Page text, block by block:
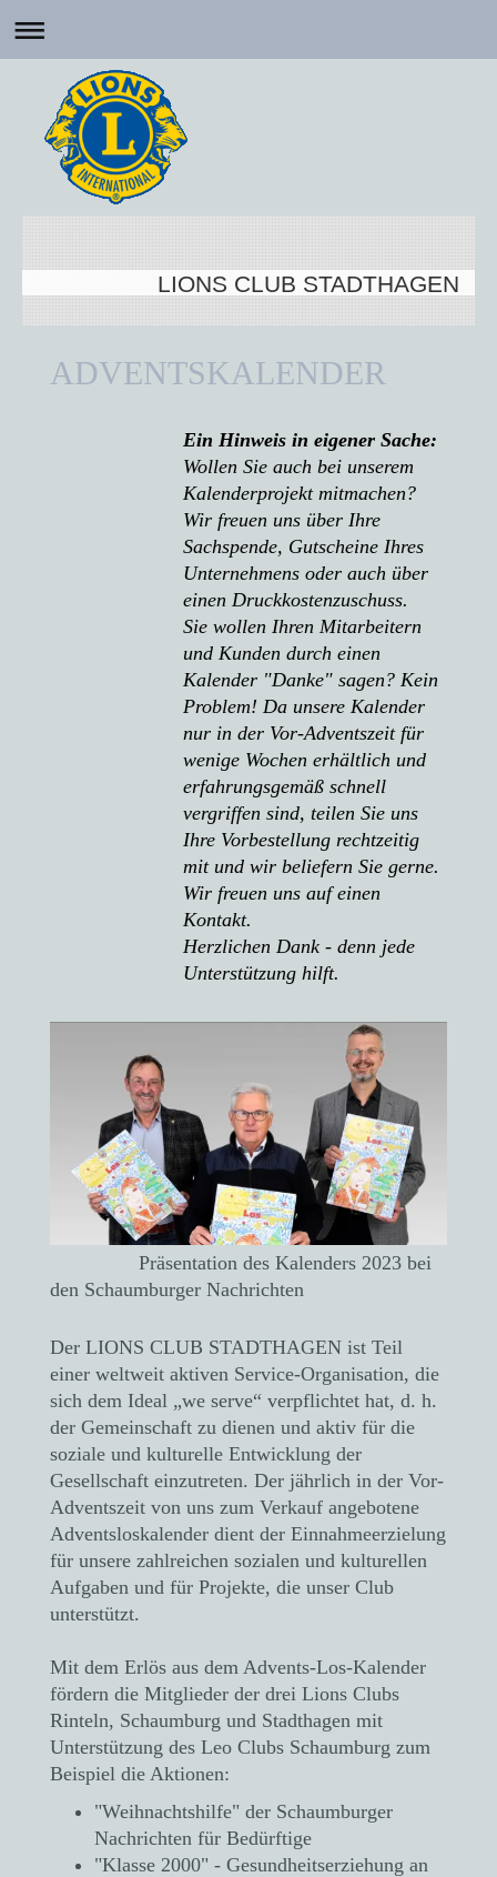
LIONS CLUB STADTHAGEN
ADVENTSKALENDER
Ein Hinweis in eigener Sache:
Wollen Sie auch bei unserem
Kalenderprojekt mitmachen?
Wir freuen uns über Ihre
Sachspende, Gutscheine Ihres
Unternehmens oder auch über
einen Druckkostenzuschuss.
Sie wollen Ihren Mitarbeitern
und Kunden durch einen
Kalender "Danke" sagen? Kein
Problem! Da unsere Kalender
nur in der Vor-Adventszeit für
wenige Wochen erhältlich und
erfahrungsgemäß schnell
vergriffen sind, teilen Sie uns
Ihre Vorbestellung rechtzeitig
mit und wir beliefern Sie gerne.
Wir freuen uns auf einen
Kontakt.
Herzlichen Dank - denn jede
Unterstützung hilft.
Präsentation des Kalenders 2023 bei
den Schaumburger Nachrichten
Der LIONS CLUB STADTHAGEN ist Teil
einer weltweit aktiven Service-Organisation, die
sich dem Ideal „we serve“ verpflichtet hat, d. h.
der Gemeinschaft zu dienen und aktiv für die
soziale und kulturelle Entwicklung der
Gesellschaft einzutreten. Der jährlich in der Vor-
Adventszeit von uns zum Verkauf angebotene
Adventsloskalender dient der Einnahmeerzielung
für unsere zahlreichen sozialen und kulturellen
Aufgaben und für Projekte, die unser Club
unterstützt.
Mit dem Erlös aus dem Advents-Los-Kalender
fördern die Mitglieder der drei Lions Clubs
Rinteln, Schaumburg und Stadthagen mit
Unterstützung des Leo Clubs Schaumburg zum
Beispiel die Aktionen:
"Weihnachtshilfe" der Schaumburger
Nachrichten für Bedürftige
"Klasse 2000" - Gesundheitserziehung an